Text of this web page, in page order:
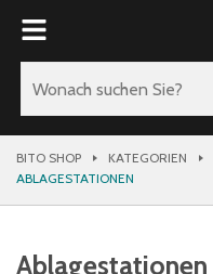
BITO SHOP KATEGORIEN
ABLAGESTATIONEN
Ablagestationen